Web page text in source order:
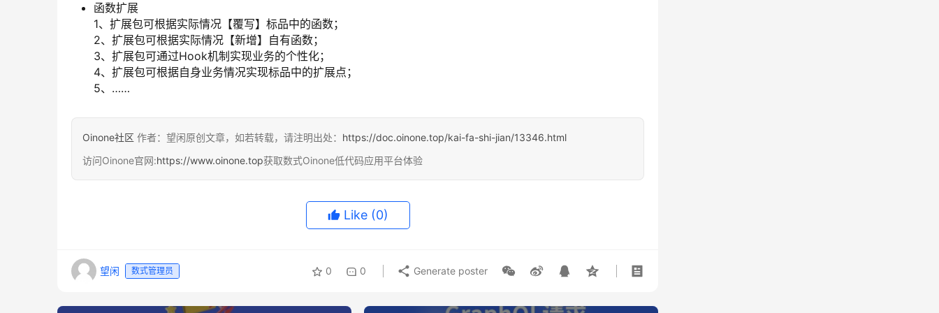
函数扩展
1、扩展包可根据实际情况【覆写】标品中的函数；
2、扩展包可根据实际情况【新增】自有函数；
3、扩展包可通过Hook机制实现业务的个性化；
4、扩展包可根据自身业务情况实现标品中的扩展点；
5、……
Oinone社区 作者：望闲原创文章，如若转载，请注明出处： https://doc.oinone.top/kai-fa-shi-jian/13346.html
访问Oinone官网:https://www.oinone.top获取数式Oinone低代码应用平台体验
Like (0)
望闲 数式管理员 0 0 Generate poster